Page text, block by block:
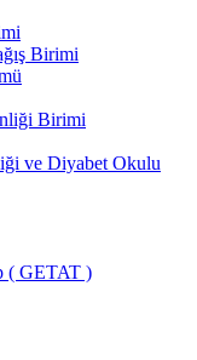
Birimi
Birimi
ve Diyabet Okulu
( GETAT )